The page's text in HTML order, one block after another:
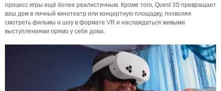
процесс игры ещё более реалистичным. Кроме того, Quest 3S превращает
ваш дом в личный кинотеатр или концертную площадку, позволяя
смотреть фильмы и шоу в формате VR и наслаждаться живыми
выступлениями прямо у себя дома.